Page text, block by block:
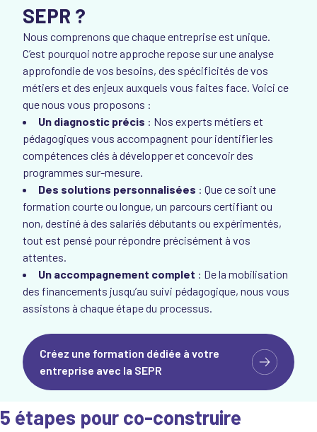
SEPR ?
Nous comprenons que chaque entreprise est unique.
C’est pourquoi notre approche repose sur une analyse
approfondie de vos besoins, des spécificités de vos
métiers et des enjeux auxquels vous faites face. Voici ce
que nous vous proposons :
Un diagnostic précis : Nos experts métiers et
pédagogiques vous accompagnent pour identifier les
compétences clés à développer et concevoir des
programmes sur-mesure.
Des solutions personnalisées : Que ce soit une
formation courte ou longue, un parcours certifiant ou
non, destiné à des salariés débutants ou expérimentés,
tout est pensé pour répondre précisément à vos
attentes.
Un accompagnement complet : De la mobilisation
des financements jusqu’au suivi pédagogique, nous vous
assistons à chaque étape du processus.
Créez une formation dédiée à votre
entreprise avec la SEPR
5 étapes pour co-construire